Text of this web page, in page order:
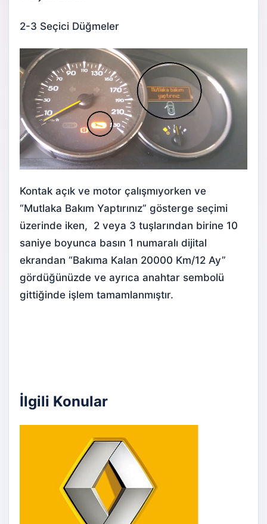
2-3 Seçici Düğmeler
Kontak açık ve motor çalışmıyorken ve
“Mutlaka Bakım Yaptırınız” gösterge seçimi
üzerinde iken, 2 veya 3 tuşlarından birine 10
saniye boyunca basın 1 numaralı dijital
ekrandan “Bakıma Kalan 20000 Km/12 Ay”
gördüğünüzde ve ayrıca anahtar sembolü
gittiğinde işlem tamamlanmıştır.
İlgili Konular